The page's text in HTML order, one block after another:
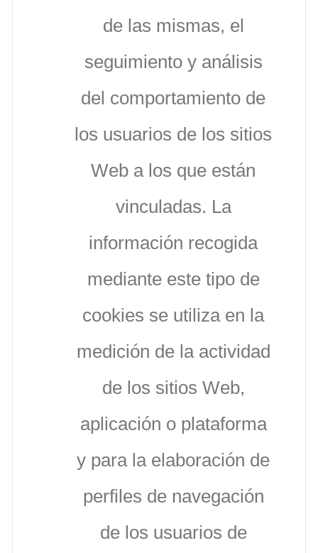
de las mismas, el
seguimiento y análisis
del comportamiento de
los usuarios de los sitios
Web a los que están
vinculadas. La
información recogida
mediante este tipo de
cookies se utiliza en la
medición de la actividad
de los sitios Web,
aplicación o plataforma
y para la elaboración de
perfiles de navegación
de los usuarios de